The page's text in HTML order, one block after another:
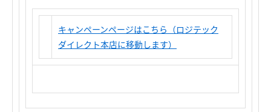
キャンペーンページはこちら（ロジテック
ダイレクト本店に移動します）